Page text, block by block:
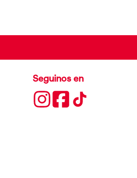
Seguinos en